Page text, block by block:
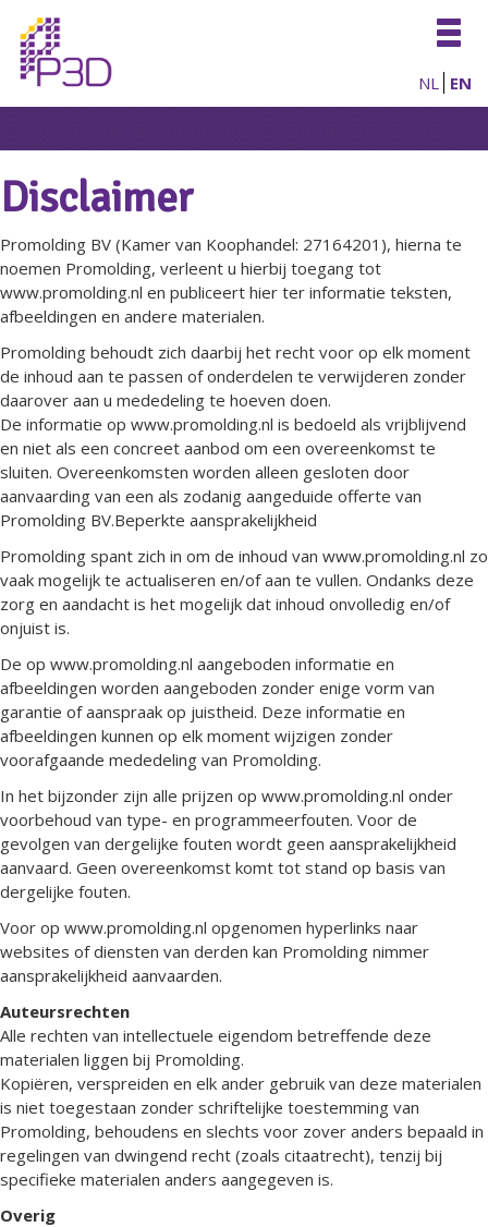
NL EN
Disclaimer
Promolding BV (Kamer van Koophandel: 27164201), hierna te
noemen Promolding, verleent u hierbij toegang tot
www.promolding.nl en publiceert hier ter informatie teksten,
afbeeldingen en andere materialen.
Promolding behoudt zich daarbij het recht voor op elk moment
de inhoud aan te passen of onderdelen te verwijderen zonder
daarover aan u mededeling te hoeven doen.
De informatie op www.promolding.nl is bedoeld als vrijblijvend
en niet als een concreet aanbod om een overeenkomst te
sluiten. Overeenkomsten worden alleen gesloten door
aanvaarding van een als zodanig aangeduide offerte van
Promolding BV.Beperkte aansprakelijkheid
Promolding spant zich in om de inhoud van www.promolding.nl zo
vaak mogelijk te actualiseren en/of aan te vullen. Ondanks deze
zorg en aandacht is het mogelijk dat inhoud onvolledig en/of
onjuist is.
De op www.promolding.nl aangeboden informatie en
afbeeldingen worden aangeboden zonder enige vorm van
garantie of aanspraak op juistheid. Deze informatie en
afbeeldingen kunnen op elk moment wijzigen zonder
voorafgaande mededeling van Promolding.
In het bijzonder zijn alle prijzen op www.promolding.nl onder
voorbehoud van type- en programmeerfouten. Voor de
gevolgen van dergelijke fouten wordt geen aansprakelijkheid
aanvaard. Geen overeenkomst komt tot stand op basis van
dergelijke fouten.
Voor op www.promolding.nl opgenomen hyperlinks naar
websites of diensten van derden kan Promolding nimmer
aansprakelijkheid aanvaarden.
Auteursrechten
Alle rechten van intellectuele eigendom betreffende deze
materialen liggen bij Promolding.
Kopiëren, verspreiden en elk ander gebruik van deze materialen
is niet toegestaan zonder schriftelijke toestemming van
Promolding, behoudens en slechts voor zover anders bepaald in
regelingen van dwingend recht (zoals citaatrecht), tenzij bij
specifieke materialen anders aangegeven is.
Overig